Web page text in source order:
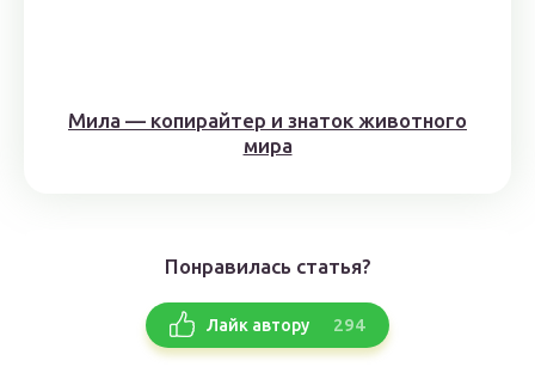
Мила — копирайтер и знаток животного
мира
Понравилась статья?
Лайк автору 294